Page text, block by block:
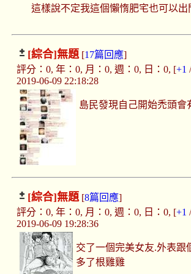
這樣說不定我這個懶惰肥宅也可以
[綜合]無題[17篇回應]
評分：0, 年：0, 月：0, 週：0, 日：0, [+1
2019-06-09 22:18:28
島民發現自己開始禿頭會
[綜合]無題[8篇回應]
評分：0, 年：0, 月：0, 週：0, 日：0, [+1
2019-06-09 19:28:36
交了一個完美女友.外表跟
多了根雞雞